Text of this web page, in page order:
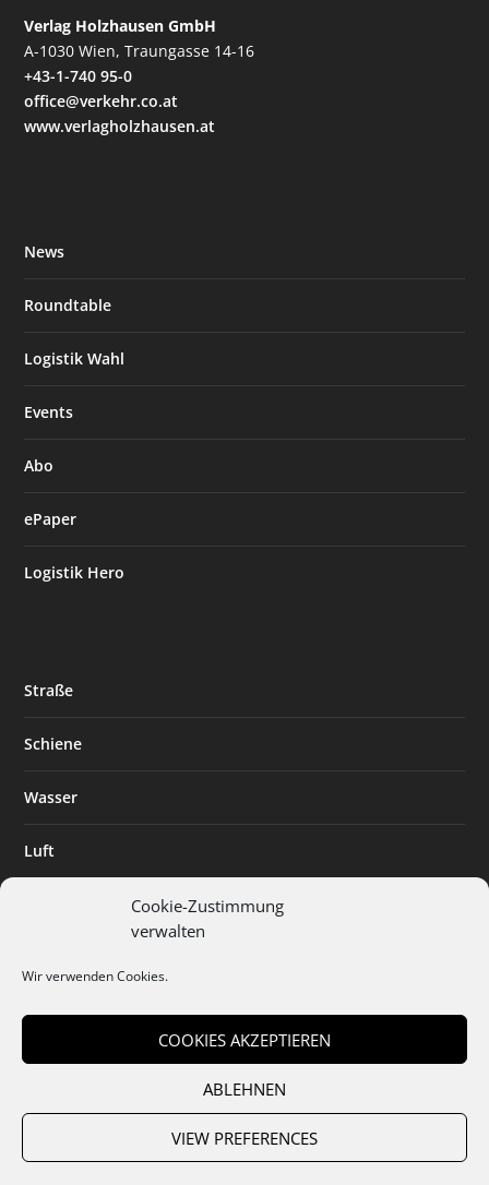
Cookie-Zustimmung
verwalten
Wir verwenden Cookies.
COOKIES AKZEPTIEREN
ABLEHNEN
VIEW PREFERENCES
Verlag Holzhausen GmbH
A-1030 Wien, Traungasse 14-16
+43-1-740 95-0
office@verkehr.co.at
www.verlagholzhausen.at
News
Roundtable
Logistik Wahl
Events
Abo
ePaper
Logistik Hero
Straße
Schiene
Wasser
Luft
Digitalisierung
Mediadaten Cookies Datenschutz